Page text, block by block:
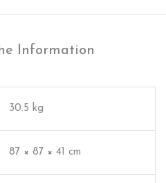
Information
30.5 kg
87 × 87 × 41 cm